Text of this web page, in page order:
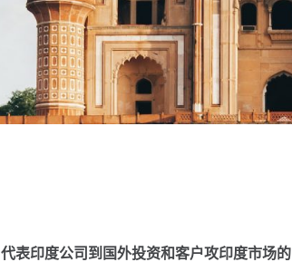
代表印度公司到国外投资和客户攻印度市场的